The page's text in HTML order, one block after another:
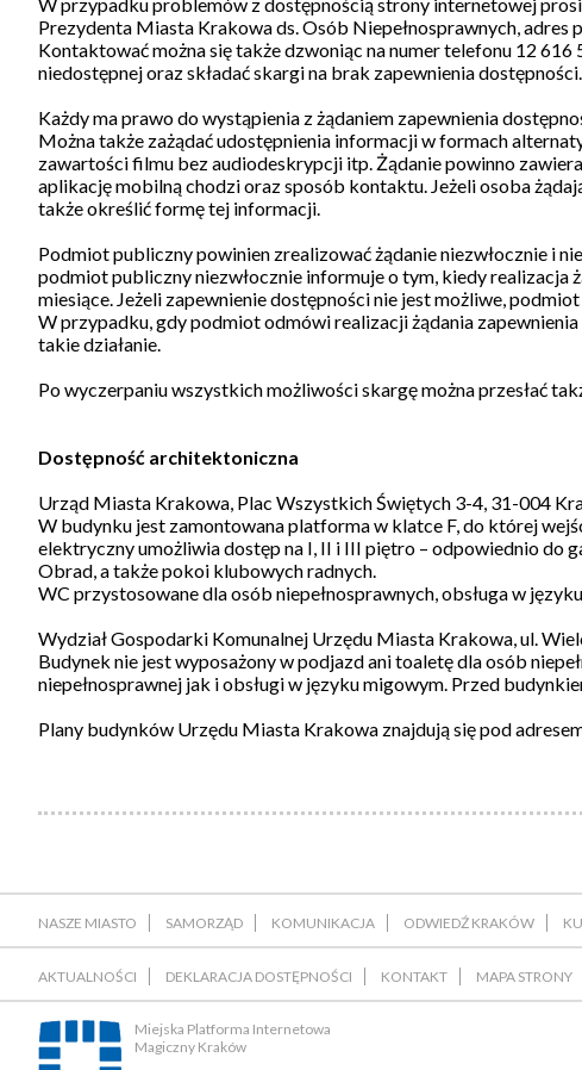
Prezydenta Miasta Krakowa ds. Osób Niepełnosprawnych, adres
Kontaktować można się także dzwoniąc na numer telefonu 12
niedostępnej oraz składać skargi na brak zapewnienia dostępności.
Każdy ma prawo do wystąpienia z żądaniem zapewnienia
Można także zażądać udostępnienia informacji w formach
zawartości filmu bez audiodeskrypcji itp. Żądanie powinno
aplikację mobilną chodzi oraz sposób kontaktu. Jeżeli osoba
także określić formę tej informacji.
Podmiot publiczny powinien zrealizować żądanie niezwłocznie i
podmiot publiczny niezwłocznie informuje o tym, kiedy realizacja
miesiące. Jeżeli zapewnienie dostępności nie jest możliwe,
W przypadku, gdy podmiot odmówi realizacji żądania
takie działanie.
Po wyczerpaniu wszystkich możliwości skargę można przesłać
Dostępność architektoniczna
Urząd Miasta Krakowa, Plac Wszystkich Świętych 3-4, 31-004
W budynku jest zamontowana platforma w klatce F, do której
elektryczny umożliwia dostęp na I, II i III piętro – odpowiednio do
Obrad, a także pokoi klubowych radnych.
WC przystosowane dla osób niepełnosprawnych, obsługa w
Wydział Gospodarki Komunalnej Urzędu Miasta Krakowa, ul.
Budynek nie jest wyposażony w podjazd ani toaletę dla osób
niepełnosprawnej jak i obsługi w języku migowym. Przed
Plany budynków Urzędu Miasta Krakowa znajdują się pod
NASZE MIASTO SAMORZĄD KOMUNIKACJA ODWIEDŹ KRAKÓW
AKTUALNOŚCI DEKLARACJA DOSTĘPNOŚCI KONTAKT MAPA STRONY
Miejska Platforma Internetowa
Magiczny Kraków